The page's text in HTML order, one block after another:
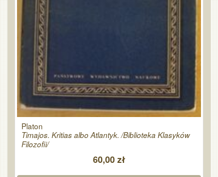
Platon
Timajos. Kritias albo Atlantyk. /Biblioteka Klasyków
Filozofii/
60,00 zł